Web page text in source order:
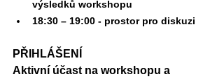
výsledků workshopu
18:30 – 19:00 - prostor pro diskuzi
PŘIHLÁŠENÍ
Aktivní účast na workshopu a